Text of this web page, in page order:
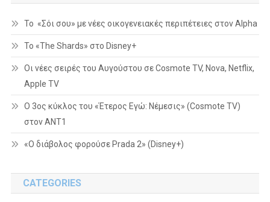
Το «Σόι σου» με νέες οικογενειακές περιπέτειες στον Alpha
To «The Shards» στο Disney+
Οι νέες σειρές του Αυγούστου σε Cosmote TV, Nova, Netflix,
Apple TV
Ο 3ος κύκλος του «Έτερος Εγώ: Νέμεσις» (Cosmote TV)
στον ΑΝΤ1
«Ο διάβολος φορούσε Prada 2» (Disney+)
CATEGORIES